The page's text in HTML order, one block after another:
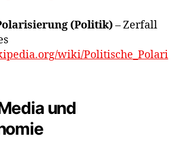
(Politik)– Zerfall
wiki/Politische_Polari
und